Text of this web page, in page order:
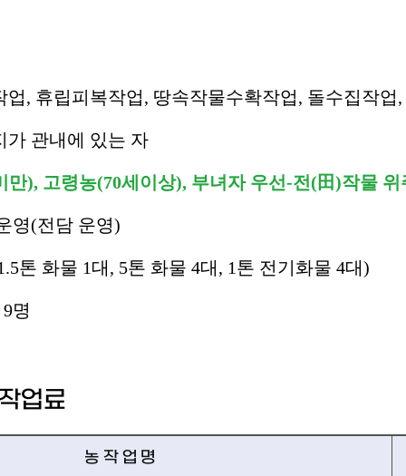
업, 휴립피복작업, 땅속작물수확작업, 돌수집작
가 관내에 있는 자
), 고령농(70세이상), 부녀자 우선-전(田)작물 위
영(전담 운영)
톤 화물 1대, 5톤 화물 4대, 1톤 전기화물 4대)
명
업료
농 작 업 명